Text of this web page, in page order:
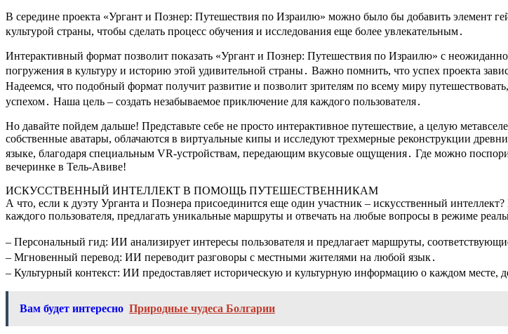
В середине проекта «Ургант и Познер: Путешествия по Израилю» можно было бы добавить элемент
культурой страны, чтобы сделать процесс обучения и исследования еще более увлекательным․
Интерактивный формат позволит показать «Ургант и Познер: Путешествия по Израилю» с
погружения в культуру и историю этой удивительной страны․ Важно помнить, что успех проекта
Надеемся, что подобный формат получит развитие и позволит зрителям по всему миру
успехом․ Наша цель – создать незабываемое приключение для каждого пользователя․
Но давайте пойдем дальше! Представьте себе не просто интерактивное путешествие, а целую
собственные аватары, облачаются в виртуальные кипы и исследуют трехмерные реконструкции
языке, благодаря специальным VR-устройствам, передающим вкусовые ощущения․ Где можно
вечеринке в Тель-Авиве!
ИСКУССТВЕННЫЙ ИНТЕЛЛЕКТ В ПОМОЩЬ ПУТЕШЕСТВЕННИКАМ
А что, если к дуэту Урганта и Познера присоединится еще один участник – искусственный
каждого пользователя, предлагать уникальные маршруты и отвечать на любые вопросы в режиме
– Персональный гид: ИИ анализирует интересы пользователя и предлагает маршруты,
– Мгновенный перевод: ИИ переводит разговоры с местными жителями на любой язык․
– Культурный контекст: ИИ предоставляет историческую и культурную информацию о каждом месте,
Вам будет интересно Природные чудеса Болгарии